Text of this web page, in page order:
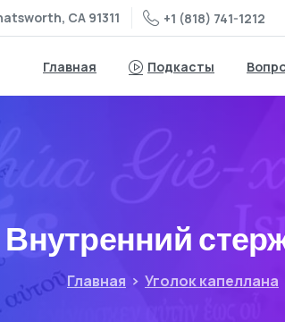
CA 91311 +1 (818) 741-1212
Главная Подкасты
Внутренний
Главная Уголок капеллана